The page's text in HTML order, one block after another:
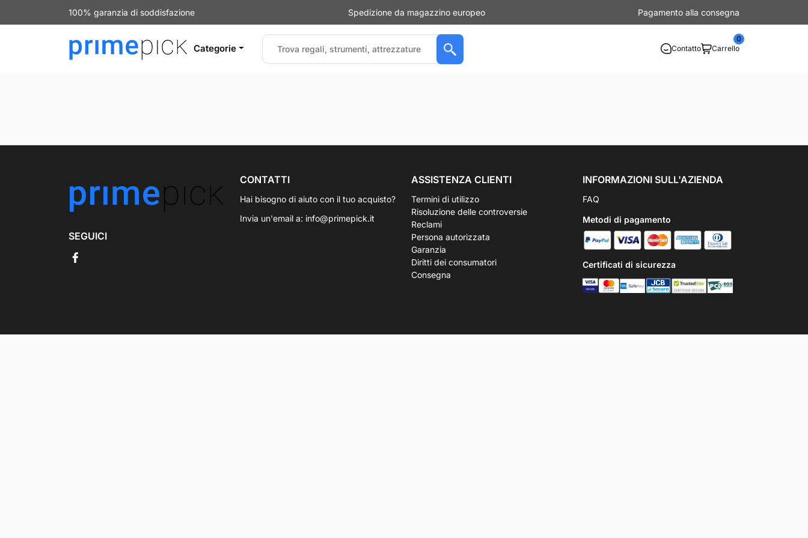
100% garanzia di soddisfazione Spedizione da magazzino europeo Pagamento alla consegna
Categorie Contatto Carrello
0
SEGUICI
CONTATTI
Hai bisogno di aiuto con il tuo acquisto?
Invia un'email a: info@primepick.it
ASSISTENZA CLIENTI
Termini di utilizzo
Risoluzione delle controversie
Reclami
Persona autorizzata
Garanzia
Diritti dei consumatori
Consegna
INFORMAZIONI SULL'AZIENDA
FAQ
Metodi di pagamento
Certificati di sicurezza